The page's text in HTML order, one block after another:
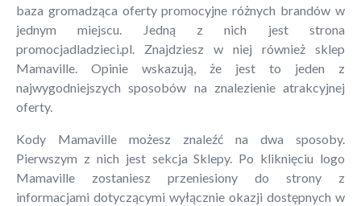
baza gromadząca oferty promocyjne różnych brandów w
jednym miejscu. Jedną z nich jest strona
promocjadladzieci.pl. Znajdziesz w niej również sklep
Mamaville. Opinie wskazują, że jest to jeden z
najwygodniejszych sposobów na znalezienie atrakcyjnej
oferty.
Kody Mamaville możesz znaleźć na dwa sposoby.
Pierwszym z nich jest sekcja Sklepy. Po kliknięciu logo
Mamaville zostaniesz przeniesiony do strony z
informacjami dotyczącymi wyłącznie okazji dostępnych w